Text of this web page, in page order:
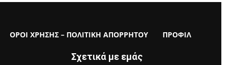
ΟΡΟΙ ΧΡΗΣΗΣ – ΠΟΛΙΤΙΚΗ ΑΠΟΡΡΗΤΟΥ ΠΡΟΦΙΛ
Σχετικά με εμάς